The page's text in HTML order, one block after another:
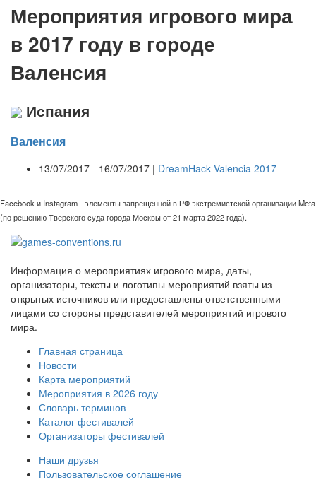
Мероприятия игрового мира
в 2017 году в городе
Валенсия
Испания
Валенсия
13/07/2017 - 16/07/2017 | DreamHack Valencia 2017
Facebook и Instagram - элементы запрещённой в РФ экстремистской организации Meta
(по решению Тверского суда города Москвы от 21 марта 2022 года).
Информация о мероприятиях игрового мира, даты,
организаторы, тексты и логотипы мероприятий взяты из
открытых источников или предоставлены ответственными
лицами со стороны представителей мероприятий игрового
мира.
Главная страница
Новости
Карта мероприятий
Мероприятия в 2026 году
Словарь терминов
Каталог фестивалей
Организаторы фестивалей
Наши друзья
Пользовательское соглашение